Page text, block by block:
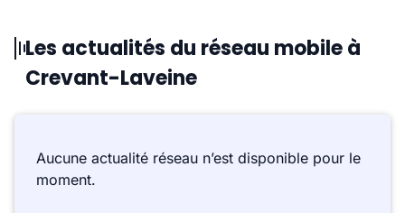
Les actualités du réseau mobile à
Crevant-Laveine
Aucune actualité réseau n’est disponible pour le
moment.